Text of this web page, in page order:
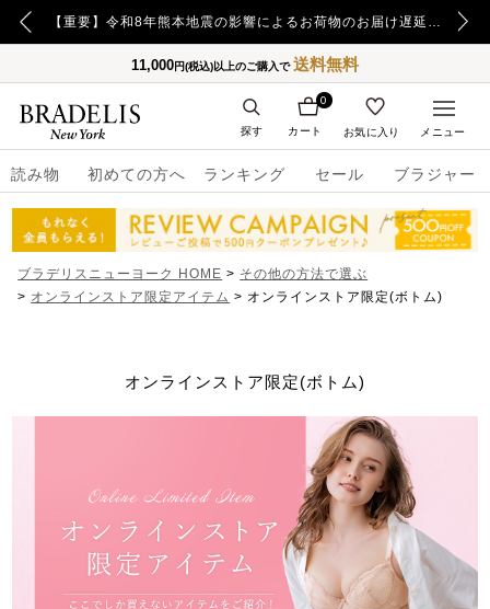
【重要】日本郵便の障害による配送への影響についてのお詫び 【重要】令和8年熊本地震の影響によるお荷物のお届け遅延について
11,000円(税込)以上のご購入で送料無料
読み物 初めての方へ ランキング セール ブラジャー
カート
0
お気に入り
探す メニュー
ブラデリスニューヨーク HOME
その他の方法で選ぶ
オンラインストア限定アイテム
オンラインストア限定(ボトム)
オンラインストア限定(ボトム)